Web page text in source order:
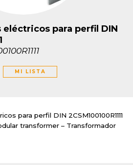
eléctricos para perfil DIN
MI LISTA
para perfil DIN 2CSM100100R1111
transformer – Transformador